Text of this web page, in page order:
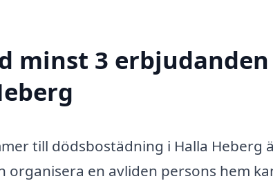
minst 3
till dödsbostädning i Halla
organisera en avliden persons hem